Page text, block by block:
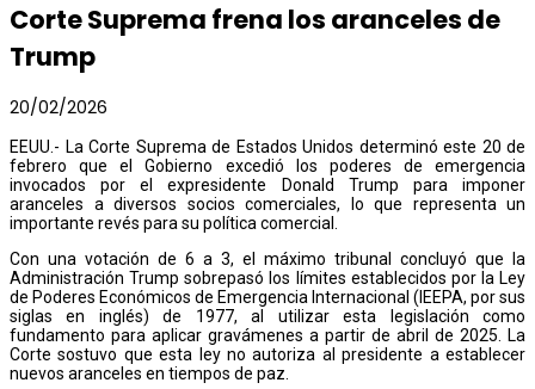
Corte Suprema frena los aranceles de
Trump
20/02/2026
EEUU.- La Corte Suprema de Estados Unidos determinó este 20 de
febrero que el Gobierno excedió los poderes de emergencia
invocados por el expresidente Donald Trump para imponer
aranceles a diversos socios comerciales, lo que representa un
importante revés para su política comercial.
Con una votación de 6 a 3, el máximo tribunal concluyó que la
Administración Trump sobrepasó los límites establecidos por la Ley
de Poderes Económicos de Emergencia Internacional (IEEPA, por sus
siglas en inglés) de 1977, al utilizar esta legislación como
fundamento para aplicar gravámenes a partir de abril de 2025. La
Corte sostuvo que esta ley no autoriza al presidente a establecer
nuevos aranceles en tiempos de paz.